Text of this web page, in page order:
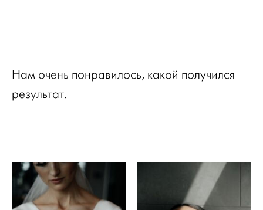
Нам очень понравилось, какой получился
результат.